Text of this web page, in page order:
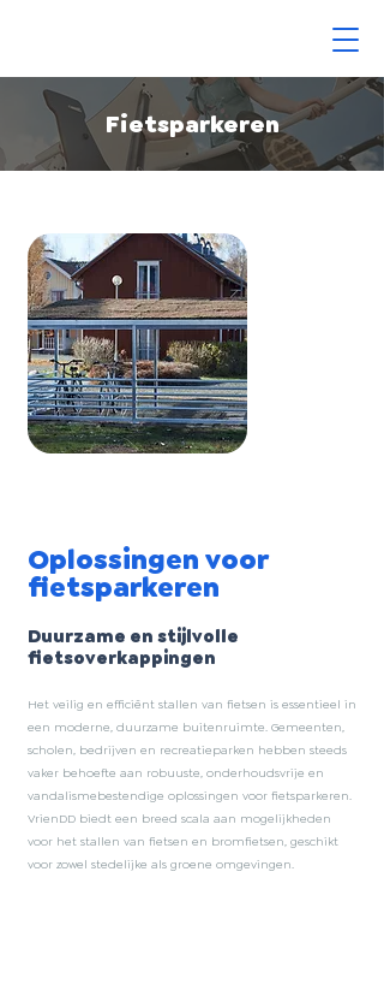
Fietsparkeren
Oplossingen voor
fietsparkeren
Duurzame en stijlvolle
fietsoverkappingen
Het veilig en efficiënt stallen van fietsen is essentieel in
een moderne, duurzame buitenruimte. Gemeenten,
scholen, bedrijven en recreatieparken hebben steeds
vaker behoefte aan robuuste, onderhoudsvrije en
vandalismebestendige oplossingen voor fietsparkeren.
VrienDD biedt een breed scala aan mogelijkheden
voor het stallen van fietsen en bromfietsen, geschikt
voor zowel stedelijke als groene omgevingen.